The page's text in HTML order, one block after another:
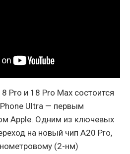
Pro и 18 Pro Max состоится
Ultra — первым
Apple. Одним из ключевых
на новый чип A20 Pro,
(2-нм)